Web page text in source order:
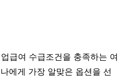
급여 수급조건을 충족하는 여
에게 가장 알맞은 옵션을 선